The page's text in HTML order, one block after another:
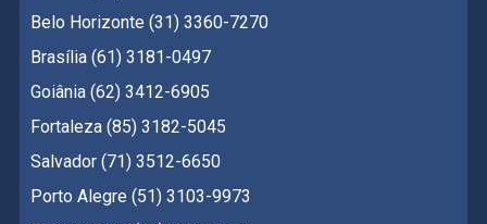
Belo Horizonte (31) 3360-7270
Brasília (61) 3181-0497
Goiânia (62) 3412-6905
Fortaleza (85) 3182-5045
Salvador (71) 3512-6650
Porto Alegre (51) 3103-9973